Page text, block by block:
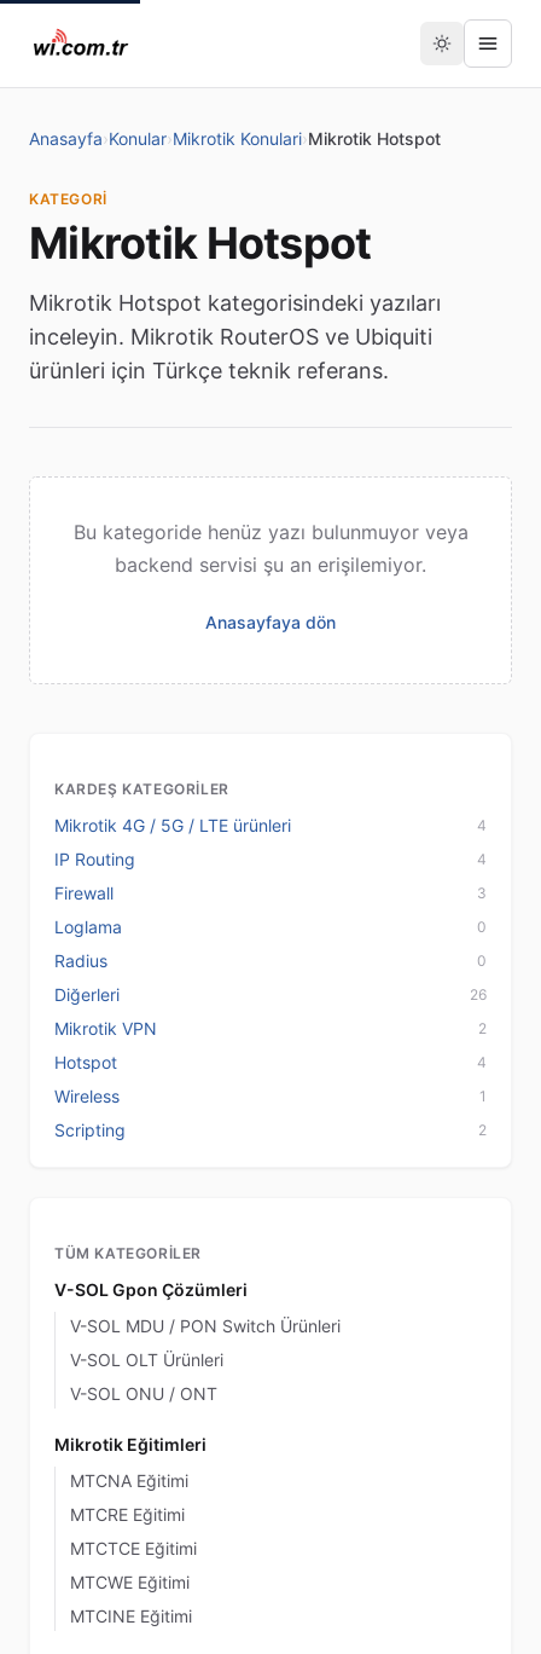
Anasayfa›Konular›Mikrotik Konulari›Mikrotik Hotspot
KATEGORI
Mikrotik Hotspot
Mikrotik Hotspot kategorisindeki yazıları
inceleyin. Mikrotik RouterOS ve Ubiquiti
ürünleri için Türkçe teknik referans.
Bu kategoride henüz yazı bulunmuyor veya
backend servisi şu an erişilemiyor.
Anasayfaya dön
KARDEŞ KATEGORILER
Mikrotik 4G / 5G / LTE ürünleri 4
IP Routing 4
Firewall 3
Loglama 0
Radius 0
Diğerleri 26
Mikrotik VPN 2
Hotspot 4
Wireless 1
Scripting 2
TÜM KATEGORILER
V-SOL Gpon Çözümleri
V-SOL MDU / PON Switch Ürünleri
V-SOL OLT Ürünleri
V-SOL ONU / ONT
Mikrotik Eğitimleri
MTCNA Eğitimi
MTCRE Eğitimi
MTCTCE Eğitimi
MTCWE Eğitimi
MTCINE Eğitimi